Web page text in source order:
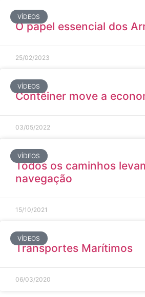
VÍDEOS
O papel essencial dos
25/02/2023
VÍDEOS
Contêiner move a
03/05/2022
VÍDEOS
Todos os caminhos
navegação
15/10/2021
VÍDEOS
Transportes Marítimos
06/03/2020